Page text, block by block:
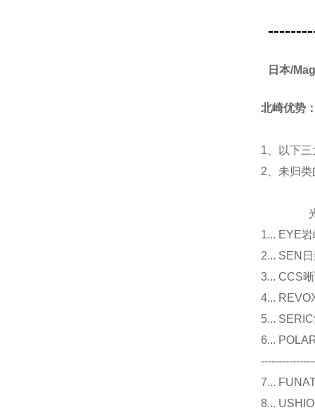
日本/
北崎优势
1、以下
2、未归
光源
1... EYE
2... SEN
3... CCS
4...
5...
6...
7...
8...